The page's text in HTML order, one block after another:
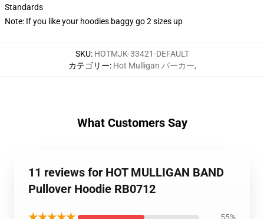
Standards
Note: If you like your hoodies baggy go 2 sizes up
SKU: HOTMJK-33421-DEFAULT
カテゴリー: Hot Mulligan パーカー,
What Customers Say
11 reviews for HOT MULLIGAN BAND
Pullover Hoodie RB0712